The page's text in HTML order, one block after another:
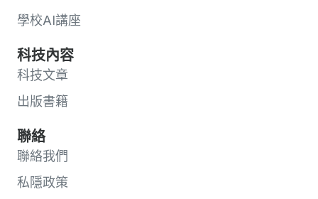
學校AI講座
科技內容
科技文章
出版書籍
聯絡
聯絡我們
私隱政策